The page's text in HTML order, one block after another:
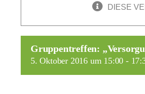
DIESE
Gruppentreffen:
5. Oktober 2016 um 15:00 -